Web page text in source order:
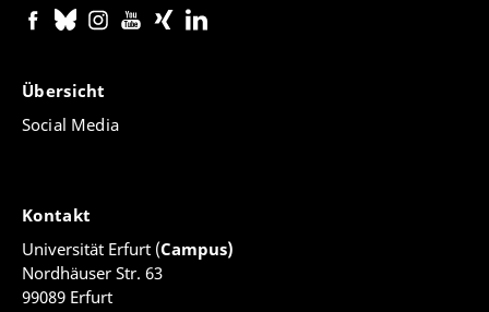
Übersicht
Social Media
Kontakt
Universität Erfurt (Campus)
Nordhäuser Str. 63
99089 Erfurt